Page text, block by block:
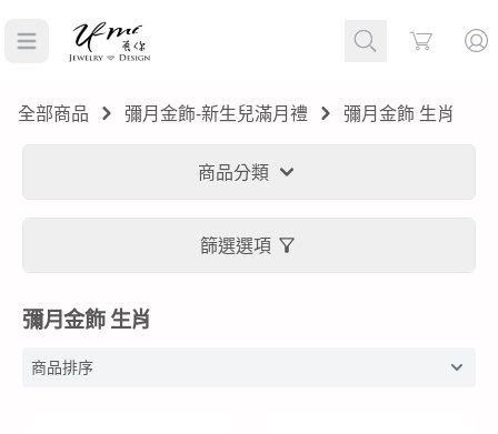
Cart
全部商品 彌月金飾-新生兒滿月禮 彌月金飾 生肖
商品分類
篩選選項
彌月金飾 生肖